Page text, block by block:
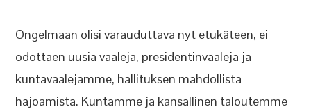
Ongelmaan olisi varauduttava nyt etukäteen, ei
odottaen uusia vaaleja, presidentinvaaleja ja
kuntavaalejamme, hallituksen mahdollista
hajoamista. Kuntamme ja kansallinen taloutemme